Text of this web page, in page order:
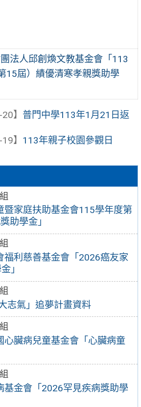
暨家庭扶助基金會115學年度第
助學金」
福利慈善基金會「2026癌友家
」
志氣」追夢計畫資料
心臟病兒童基金會「心臟病童
基金會「2026罕見疾病獎助學
法人邱創煥文教基金會「113
15屆）績優清寒孝親獎助學
】 普門中學113年1月21日返
】 113年親子校園參觀日